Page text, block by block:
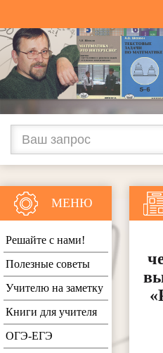
МЕНЮ
Решайте с нами!
Полезные советы
Учителю на заметку
Книги для учителя
ОГЭ-ЕГЭ